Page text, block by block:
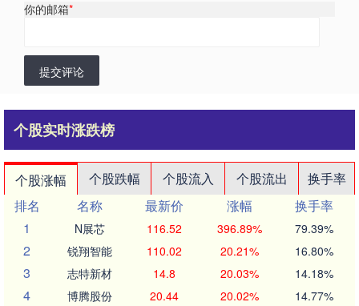
你的邮箱*
提交评论
个股实时涨跌榜
个股涨幅 个股跌幅 个股流入 个股流出
换手率
排名
名称 最新价 涨幅
换手率
1
N展芯 116.52 396.89% 79.39%
2 锐翔智能 110.02 20.21% 16.80%
3 志特新材 14.8 20.03% 14.18%
4 博腾股份 20.44 20.02% 14.77%